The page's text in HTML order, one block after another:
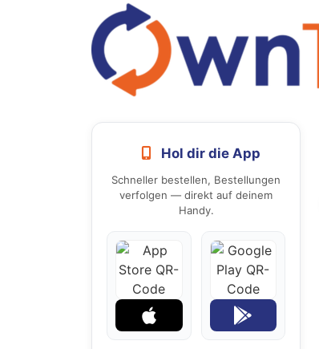
Hol dir die App
Schneller bestellen, Bestellungen
verfolgen — direkt auf deinem
Handy.